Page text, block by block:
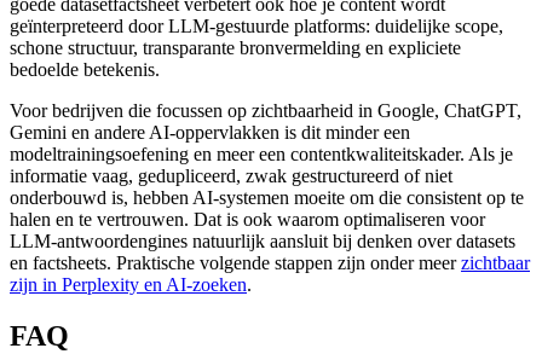
goede datasetfactsheet verbetert ook hoe je content wordt
geïnterpreteerd door LLM-gestuurde platforms: duidelijke scope,
schone structuur, transparante bronvermelding en expliciete
bedoelde betekenis.
Voor bedrijven die focussen op zichtbaarheid in Google, ChatGPT,
Gemini en andere AI-oppervlakken is dit minder een
modeltrainingsoefening en meer een contentkwaliteitskader. Als je
informatie vaag, gedupliceerd, zwak gestructureerd of niet
onderbouwd is, hebben AI-systemen moeite om die consistent op te
halen en te vertrouwen. Dat is ook waarom optimaliseren voor
LLM-antwoordengines natuurlijk aansluit bij denken over datasets
en factsheets. Praktische volgende stappen zijn onder meerzichtbaar
zijn in Perplexity en AI-zoeken.
FAQ